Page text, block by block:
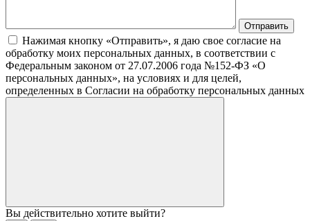
Нажимая кнопку «Отправить», я даю свое согласие на
обработку моих персональных данных, в соответствии с
Федеральным законом от 27.07.2006 года №152-ФЗ «О
персональных данных», на условиях и для целей,
определенных в Согласии на обработку персональных данных
Вы действительно хотите выйти?